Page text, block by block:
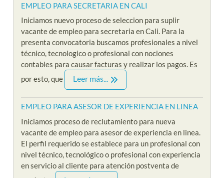
EMPLEO PARA SECRETARIA EN CALI
Iniciamos nuevo proceso de seleccion para suplir
vacante de empleo para secretaria en Cali. Para la
presenta convocatoria buscamos profesionales a nivel
técnico, tecnologico o profesional con nociones
contables para causar facturas y realizar los pagos. Es
por esto, que
Leer más...
EMPLEO PARA ASESOR DE EXPERIENCIA EN LINEA
Iniciamos proceso de reclutamiento para nueva
vacante de empleo para asesor de experiencia en linea.
El perfil requerido se establece para un profesional con
nivel técnico, tecnológico o profesional con experiencia
en servicio al cliente para atención postventa de